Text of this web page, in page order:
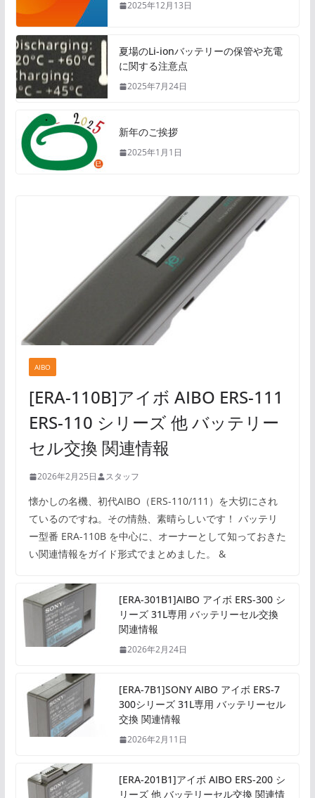
2025年12月13日
夏場のLi-ionバッテリーの保管や充電
に関する注意点
2025年7月24日
新年のご挨拶
2025年1月1日
AIBO
[ERA-110B]アイボ AIBO ERS-111
ERS-110 シリーズ 他 バッテリー
セル交換 関連情報
2026年2月25日 スタッフ
懐かしの名機、初代AIBO（ERS-110/111）を大切にされ
ているのですね。その情熱、素晴らしいです！ バッテリ
ー型番 ERA-110B を中心に、オーナーとして知っておきた
い関連情報をガイド形式でまとめました。 &
[ERA-301B1]AIBO アイボ ERS-300 シ
リーズ 31L専用 バッテリーセル交換
関連情報
2026年2月24日
[ERA-7B1]SONY AIBO アイボ ERS-7
300シリーズ 31L専用 バッテリーセル
交換 関連情報
2026年2月11日
[ERA-201B1]アイボ AIBO ERS-200 シ
リーズ 他 バッテリーセル交換 関連情